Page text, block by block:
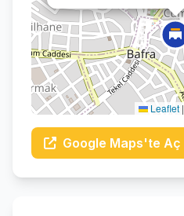
Leaflet |
Google Maps'te Aç